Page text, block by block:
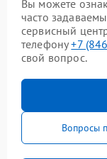
Вы можете
часто
сервисный
телефону+7
свой вопрос.
Вопросы